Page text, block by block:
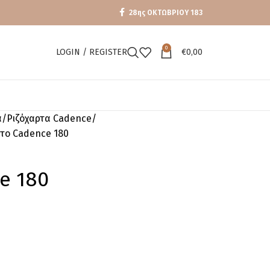
28ης ΟΚΤΩΒΡΙΟΥ 183
LOGIN / REGISTER 0 €0,00
Ριζόχαρτα Cadence
Cadence 180
180